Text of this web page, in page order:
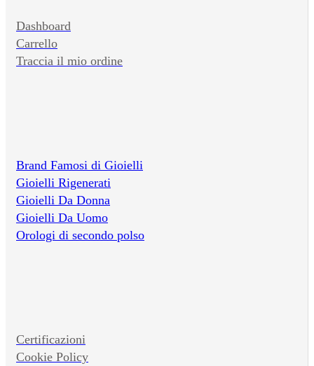
Dashboard
Carrello
Traccia il mio ordine
Brand Famosi di Gioielli
Gioielli Rigenerati
Gioielli Da Donna
Gioielli Da Uomo
Orologi di secondo polso
Certificazioni
Cookie Policy